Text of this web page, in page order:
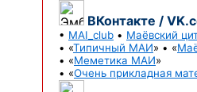
ВКонтакте /
• MAI_club • Маёвский
• «Типичный МАИ» • «
• «Меметика МАИ»
• «Очень прикладная